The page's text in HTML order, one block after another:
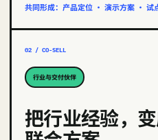
共同形成：产品定位 · 演示方案 · 试
02 / CO-SELL
行业与交付伙伴
把行业经验，